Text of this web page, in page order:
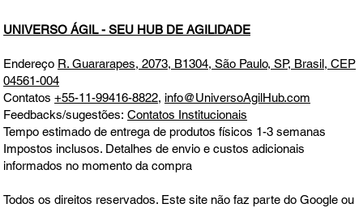
UNIVERSO ÁGIL - SEU HUB DE AGILIDADE
EndereçoR. Guararapes, 2073, B1304, São Paulo, SP, Brasil, CEP
04561-004
Contatos+55-11-99416-8822,info@UniversoAgilHub.com
Tempo estimado de entrega de produtos físicos 1-3 semanas